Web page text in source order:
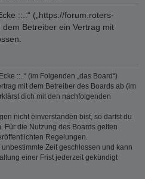
::..“ („https://forum.roters-
Betreiber ein Vertrag mit
::..“ (im Folgenden „das Board“)
mit dem Betreiber des Boards ab (im
dich mit den nachfolgenden
nicht einverstanden bist, so darfst du
Für die Nutzung des Boards gelten
Regelungen.
Zeit geschlossen und kann
einer Frist jederzeit gekündigt